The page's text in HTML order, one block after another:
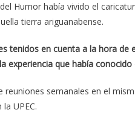
Humor había vivido el
tierra ariguanabense.
tenidos en cuenta a la hora
que había
reuniones semanales en el
UPEC.